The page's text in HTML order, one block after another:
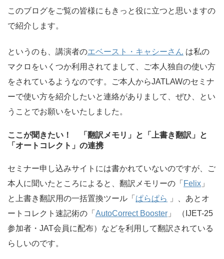
このブログをご覧の皆様にもきっと役に立つと思いますの
で紹介します。
というのも、講演者のエベースト・キャシーさん は私の
マクロをいくつか利用されてまして、ご本人独自の使い方
をされているようなのです。ご本人からJATLAWのセミナ
ーで使い方を紹介したいと連絡がありまして、ぜひ、とい
うことでお願いをいたしました。
ここが聞きたい！ 「翻訳メモリ」と「上書き翻訳」と
「オートコレクト」の連携
セミナー申し込みサイトには書かれていないのですが、ご
本人に聞いたところによると、翻訳メモリーの「 Felix 」
と上書き翻訳用の一括置換ツール「 ぱらぱら
」、あとオ
ートコレクト速記術の「 AutoCorrect Booster 」 （IJET-25
参加者・JAT会員に配布）などを利用して翻訳されている
らしいのです。